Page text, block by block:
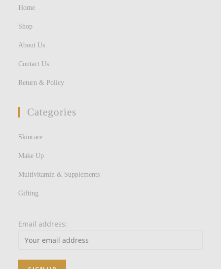
Home
Shop
About Us
Contact Us
Return & Policy
Categories
Skincare
Make Up
Multivitamin & Supplements
Gifting
Email address: